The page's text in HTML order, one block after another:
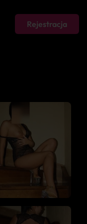
Rejestracja